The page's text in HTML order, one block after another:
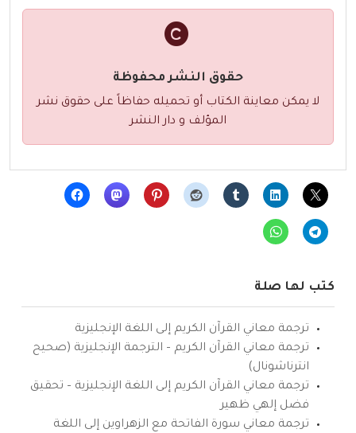
حقوق النشر محفوظة
لا يمكن معاينة الكتاب أو تحميله حفاظاً على حقوق نشر
المؤلف و دار النشر
كتب لها صلة
ترجمة معاني القرآن الكريم إلى اللغة الإنجليزية
ترجمة معاني القرآن الكريم – الترجمة الإنجليزية (صحيح
انترناشونال)
ترجمة معاني القرآن الكريم إلى اللغة الإنجليزية – تحقيق
فضل إلهي ظهير
ترجمة معاني سورة الفاتحة مع الزهراوين إلى اللغة